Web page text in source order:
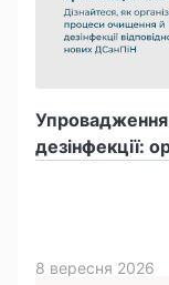
Упровадження
дезінфекції:
8 вересня 2026